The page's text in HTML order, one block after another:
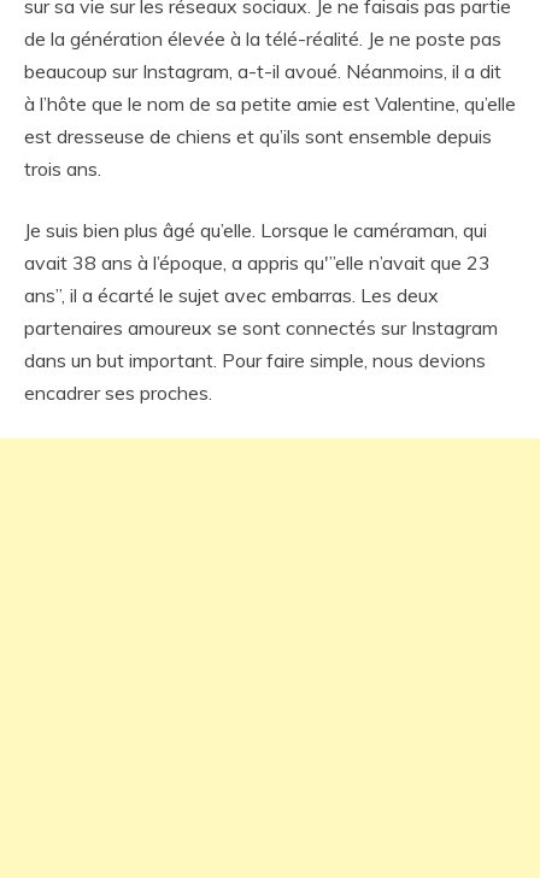
sur sa vie sur les réseaux sociaux. Je ne faisais pas partie
de la génération élevée à la télé-réalité. Je ne poste pas
beaucoup sur Instagram, a-t-il avoué. Néanmoins, il a dit
à l’hôte que le nom de sa petite amie est Valentine, qu’elle
est dresseuse de chiens et qu’ils sont ensemble depuis
trois ans.
Je suis bien plus âgé qu’elle. Lorsque le caméraman, qui
avait 38 ans à l’époque, a appris qu'”elle n’avait que 23
ans”, il a écarté le sujet avec embarras. Les deux
partenaires amoureux se sont connectés sur Instagram
dans un but important. Pour faire simple, nous devions
encadrer ses proches.